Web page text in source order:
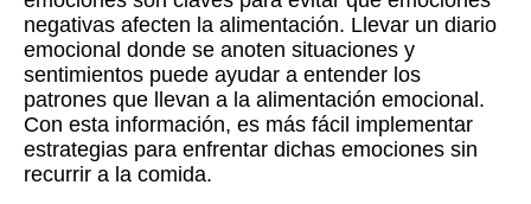
negativas afecten la alimentación. Llevar un diario
emocional donde se anoten situaciones y
sentimientos puede ayudar a entender los
patrones que llevan a la alimentación emocional.
Con esta información, es más fácil implementar
estrategias para enfrentar dichas emociones sin
recurrir a la comida.